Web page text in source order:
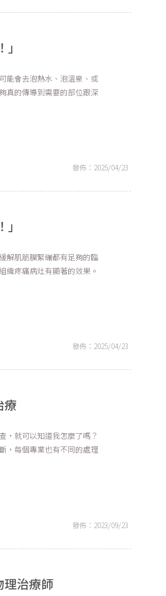
發佈：2025/04/23
能會去泡熱水、泡溫泉、或
真的傳導到需要的部位跟深
發佈：2025/04/23
解肌筋膜緊繃都有足夠的臨
織疼痛病灶有顯著的效果。
療
發佈：2023/09/23
，就可以知道我怎麼了嗎？
，每個專業也有不同的處理
理治療師